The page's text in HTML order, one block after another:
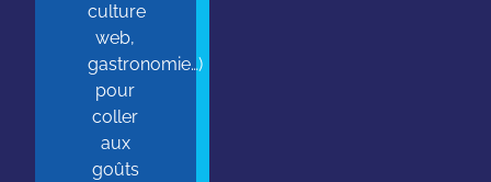
culture
web,
gastronomie…)
pour
coller
aux
goûts